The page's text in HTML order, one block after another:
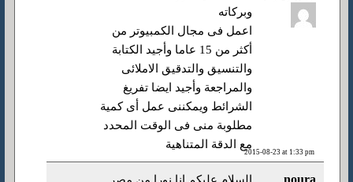
2015-08-23 at 1:33 pm
وبركاته
اعمل فى مجال الكمبيوتر من
أكثر من 15 عاما وأجيد الكتابة
والتنسيق والتدقيق الاملائى
والمراجعة وأجيد ايضا تفريغ
الشرائط ويمكننى عمل أى كمية
مطلوبة منى فى الوقت المحدد
مع الدقة المتناهية
noura